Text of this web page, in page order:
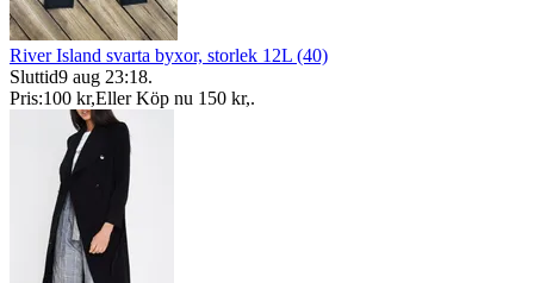
River Island svarta byxor, storlek 12L (40)
Sluttid9 aug 23:18.
Pris:100 kr,Eller Köp nu 150 kr,.